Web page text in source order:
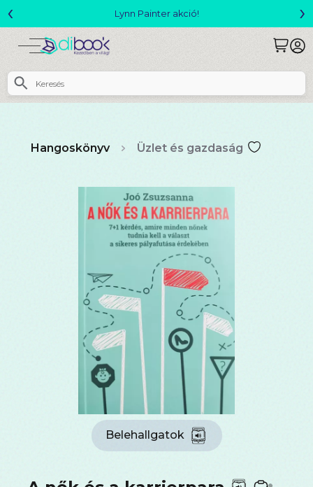
Megjelent! L. J. Shen: Legvadabb álmaimban szeretlek
‹ ›
Hangoskönyv Üzlet és gazdaság
Belehallgatok